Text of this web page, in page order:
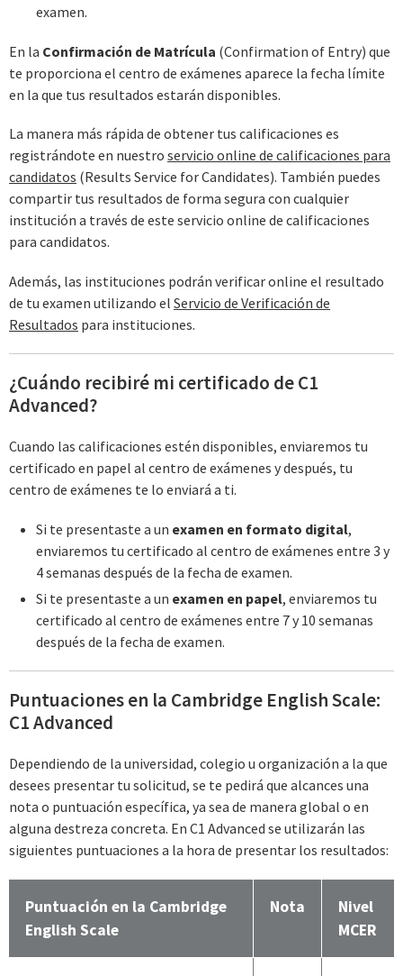
examen.
En la Confirmación de Matrícula (Confirmation of Entry) que
te proporciona el centro de exámenes aparece la fecha límite
en la que tus resultados estarán disponibles.
La manera más rápida de obtener tus calificaciones es
registrándote en nuestro servicio online de calificaciones para
candidatos (Results Service for Candidates). También puedes
compartir tus resultados de forma segura con cualquier
institución a través de este servicio online de calificaciones
para candidatos.
Además, las instituciones podrán verificar online el resultado
de tu examen utilizando el Servicio de Verificación de
Resultados para instituciones.
¿Cuándo recibiré mi certificado de C1
Advanced?
Cuando las calificaciones estén disponibles, enviaremos tu
certificado en papel al centro de exámenes y después, tu
centro de exámenes te lo enviará a ti.
Si te presentaste a un examen en formato digital,
enviaremos tu certificado al centro de exámenes entre 3 y
4 semanas después de la fecha de examen.
Si te presentaste a un examen en papel, enviaremos tu
certificado al centro de exámenes entre 7 y 10 semanas
después de la fecha de examen.
Puntuaciones en la Cambridge English Scale:
C1 Advanced
Dependiendo de la universidad, colegio u organización a la que
desees presentar tu solicitud, se te pedirá que alcances una
nota o puntuación específica, ya sea de manera global o en
alguna destreza concreta. En C1 Advanced se utilizarán las
siguientes puntuaciones a la hora de presentar los resultados:
Puntuación en la Cambridge
English Scale
Nota
Nivel
MCER